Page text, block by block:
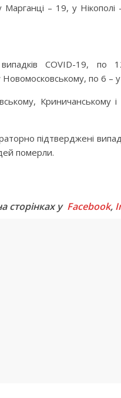
– 19, у
COVID-19, по
по 6 –
Криничанському і
підтверджені
померли.
сторінках у Facebook,